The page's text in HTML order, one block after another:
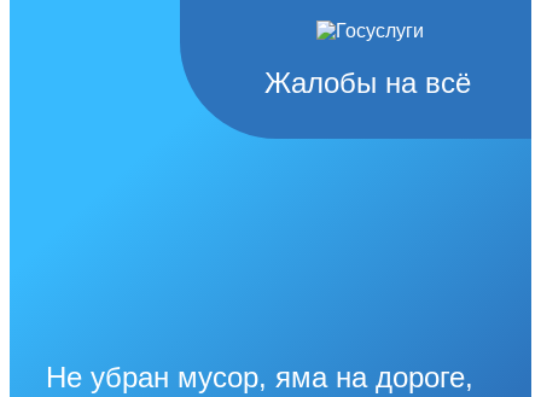
Жалобы на всё
Не убран мусор, яма на дороге,